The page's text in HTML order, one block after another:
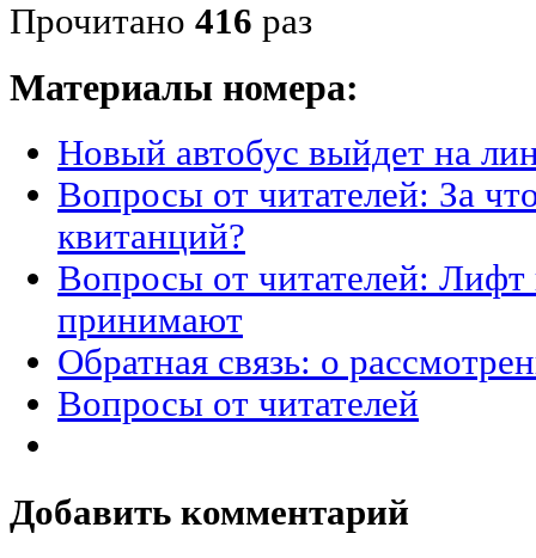
Прочитано 416 раз
Материалы номера:
Новый автобус выйдет на
Вопросы от читателей: За
квитанций?
Вопросы от читателей: Лифт
принимают
Обратная связь: о
Вопросы от читателей
Добавить комментарий